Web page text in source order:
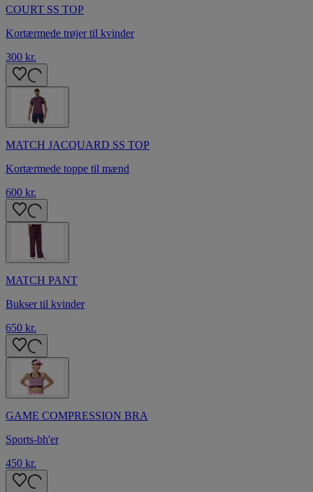
COURT SS TOP
Kortærmede trøjer til kvinder
300 kr.
MATCH JACQUARD SS TOP
Kortærmede toppe til mænd
600 kr.
MATCH PANT
Bukser til kvinder
650 kr.
GAME COMPRESSION BRA
Sports-bh'er
450 kr.